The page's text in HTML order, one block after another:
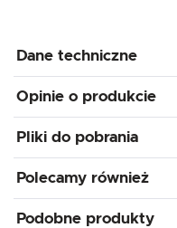
Dane techniczne
Opinie o produkcie
Pliki do pobrania
Polecamy również
Podobne produkty